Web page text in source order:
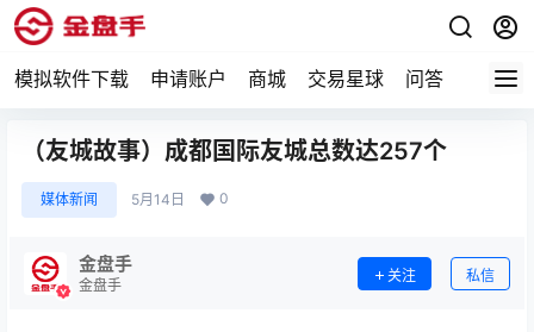
模拟软件下载 申请账户 商城 交易星球 问答 专题
（友城故事）成都国际友城总数达257个
媒体新闻 5月14日 0
金盘手
金盘手
关注 私信